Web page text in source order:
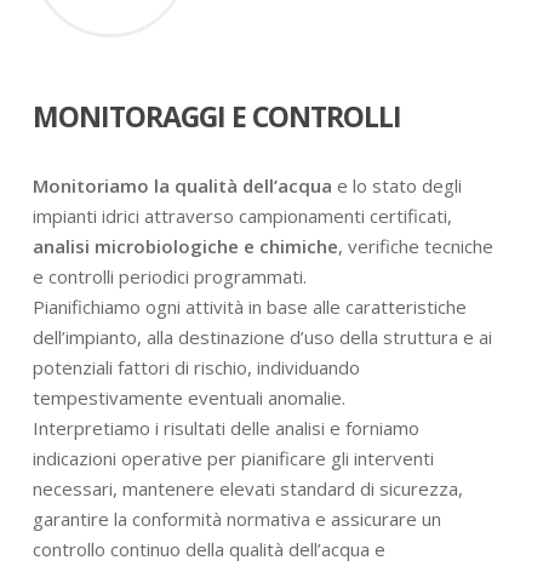
MONITORAGGI E CONTROLLI
Monitoriamo la qualità dell’acqua e lo stato degli
impianti idrici attraverso campionamenti certificati,
analisi microbiologiche e chimiche, verifiche tecniche
e controlli periodici programmati.
Pianifichiamo ogni attività in base alle caratteristiche
dell’impianto, alla destinazione d’uso della struttura e ai
potenziali fattori di rischio, individuando
tempestivamente eventuali anomalie.
Interpretiamo i risultati delle analisi e forniamo
indicazioni operative per pianificare gli interventi
necessari, mantenere elevati standard di sicurezza,
garantire la conformità normativa e assicurare un
controllo continuo della qualità dell’acqua e